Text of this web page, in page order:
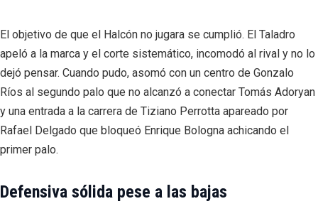
El objetivo de que el Halcón no jugara se cumplió. El Taladro
apeló a la marca y el corte sistemático, incomodó al rival y no lo
dejó pensar. Cuando pudo, asomó con un centro de Gonzalo
Ríos al segundo palo que no alcanzó a conectar Tomás Adoryan
y una entrada a la carrera de Tiziano Perrotta apareado por
Rafael Delgado que bloqueó Enrique Bologna achicando el
primer palo.
Defensiva sólida pese a las bajas